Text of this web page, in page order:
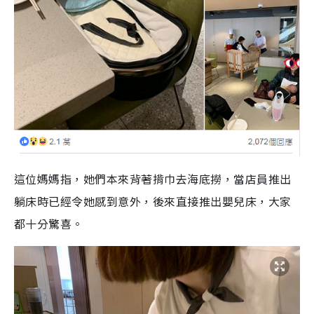
這位媽媽指，她們本來背著揹巾去海底撈，當店員推出
躺床時已經令她感到意外，後來直接推出嬰兒床，大家
都十分驚喜。